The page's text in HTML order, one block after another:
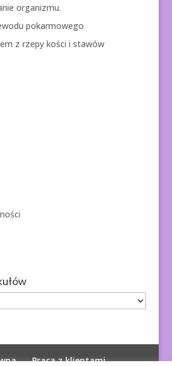
organizmu.
pokarmowego
z rzepy kości i stawów
Praca z klientami